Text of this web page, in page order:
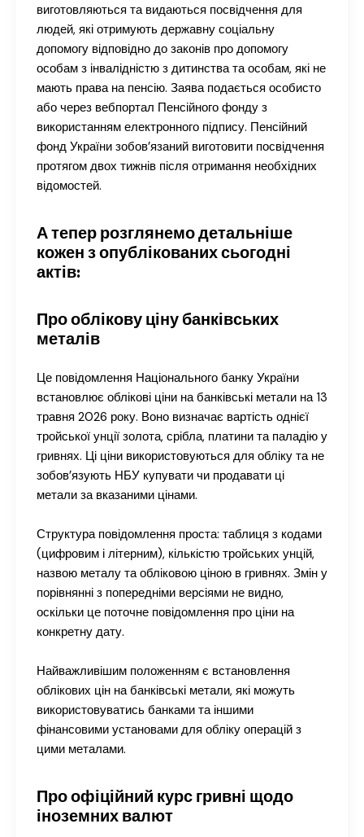
виготовляються та видаються посвідчення для
людей, які отримують державну соціальну
допомогу відповідно до законів про допомогу
особам з інвалідністю з дитинства та особам, які не
мають права на пенсію. Заява подається особисто
або через вебпортал Пенсійного фонду з
використанням електронного підпису. Пенсійний
фонд України зобов’язаний виготовити посвідчення
протягом двох тижнів після отримання необхідних
відомостей.
А тепер розглянемо детальніше
кожен з опублікованих сьогодні
актів:
Про облікову ціну банківських
металів
Це повідомлення Національного банку України
встановлює облікові ціни на банківські метали на 13
травня 2026 року. Воно визначає вартість однієї
тройської унції золота, срібла, платини та паладію у
гривнях. Ці ціни використовуються для обліку та не
зобов’язують НБУ купувати чи продавати ці
метали за вказаними цінами.
Структура повідомлення проста: таблиця з кодами
(цифровим і літерним), кількістю тройських унцій,
назвою металу та обліковою ціною в гривнях. Змін у
порівнянні з попередніми версіями не видно,
оскільки це поточне повідомлення про ціни на
конкретну дату.
Найважливішим положенням є встановлення
облікових цін на банківські метали, які можуть
використовуватись банками та іншими
фінансовими установами для обліку операцій з
цими металами.
Про офіційний курс гривні щодо
іноземних валют